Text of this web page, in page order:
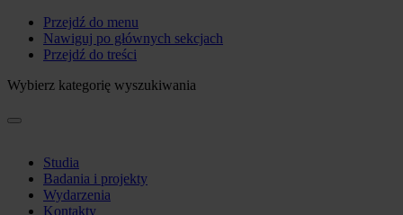
Przejdź do menu
Nawiguj po głównych sekcjach
Przejdź do treści
Wybierz kategorię wyszukiwania
Studia
Badania i projekty
Wydarzenia
Kontakty